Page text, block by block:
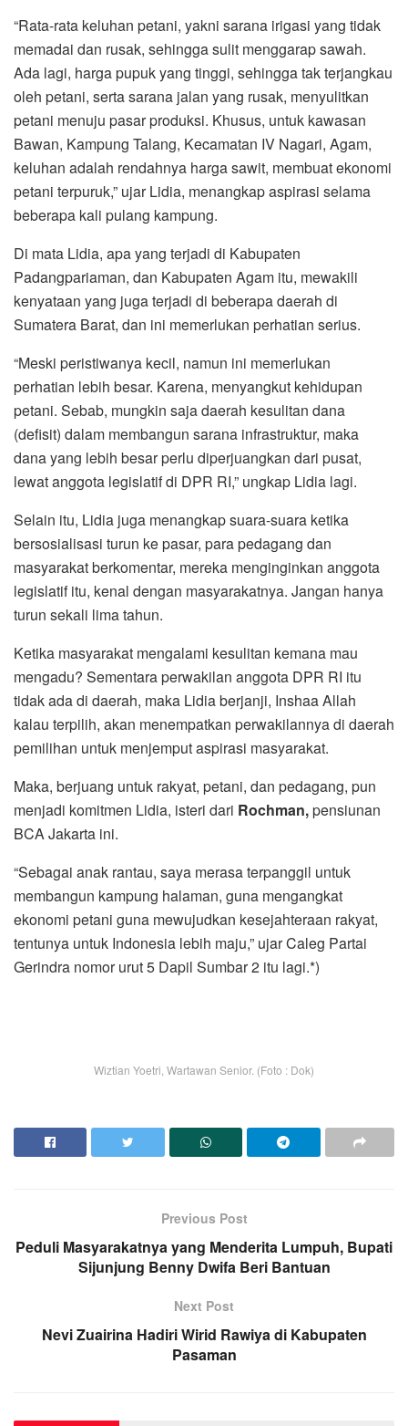
“Rata-rata keluhan petani, yakni sarana irigasi yang tidak
memadai dan rusak, sehingga sulit menggarap sawah.
Ada lagi, harga pupuk yang tinggi, sehingga tak terjangkau
oleh petani, serta sarana jalan yang rusak, menyulitkan
petani menuju pasar produksi. Khusus, untuk kawasan
Bawan, Kampung Talang, Kecamatan IV Nagari, Agam,
keluhan adalah rendahnya harga sawit, membuat ekonomi
petani terpuruk,” ujar Lidia, menangkap aspirasi selama
beberapa kali pulang kampung.
Di mata Lidia, apa yang terjadi di Kabupaten
Padangpariaman, dan Kabupaten Agam itu, mewakili
kenyataan yang juga terjadi di beberapa daerah di
Sumatera Barat, dan ini memerlukan perhatian serius.
“Meski peristiwanya kecil, namun ini memerlukan
perhatian lebih besar. Karena, menyangkut kehidupan
petani. Sebab, mungkin saja daerah kesulitan dana
(defisit) dalam membangun sarana infrastruktur, maka
dana yang lebih besar perlu diperjuangkan dari pusat,
lewat anggota legislatif di DPR RI,” ungkap Lidia lagi.
Selain itu, Lidia juga menangkap suara-suara ketika
bersosialisasi turun ke pasar, para pedagang dan
masyarakat berkomentar, mereka menginginkan anggota
legislatif itu, kenal dengan masyarakatnya. Jangan hanya
turun sekali lima tahun.
Ketika masyarakat mengalami kesulitan kemana mau
mengadu? Sementara perwakilan anggota DPR RI itu
tidak ada di daerah, maka Lidia berjanji, Inshaa Allah
kalau terpilih, akan menempatkan perwakilannya di daerah
pemilihan untuk menjemput aspirasi masyarakat.
Maka, berjuang untuk rakyat, petani, dan pedagang, pun
menjadi komitmen Lidia, isteri dari Rochman,pensiunan
BCA Jakarta ini.
“Sebagai anak rantau, saya merasa terpanggil untuk
membangun kampung halaman, guna mengangkat
ekonomi petani guna mewujudkan kesejahteraan rakyat,
tentunya untuk Indonesia lebih maju,” ujar Caleg Partai
Gerindra nomor urut 5 Dapil Sumbar 2 itu lagi.*)
Wiztian Yoetri, Wartawan Senior. (Foto : Dok)
Previous Post
Peduli Masyarakatnya yang Menderita Lumpuh, Bupati
Sijunjung Benny Dwifa Beri Bantuan
Next Post
Nevi Zuairina Hadiri Wirid Rawiya di Kabupaten
Pasaman